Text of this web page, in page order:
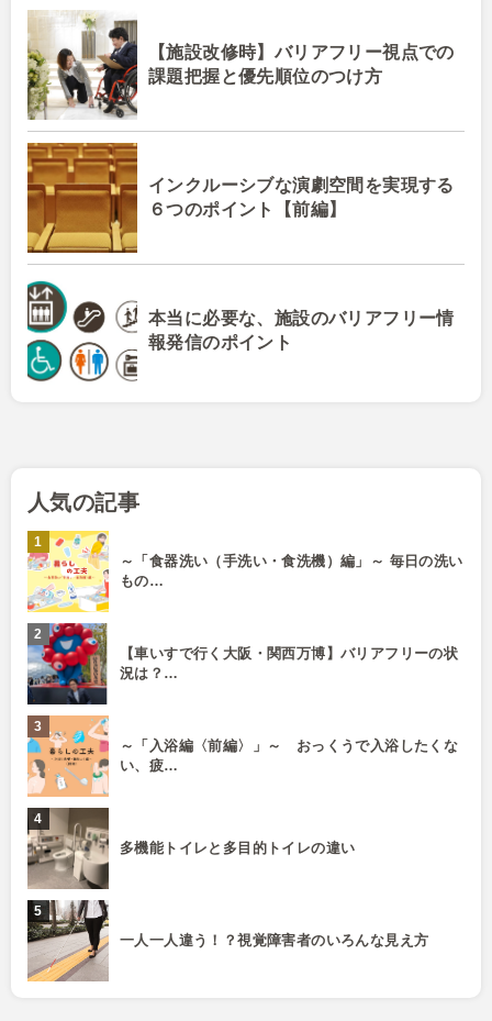
【施設改修時】バリアフリー視点での
課題把握と優先順位のつけ方
インクルーシブな演劇空間を実現する
６つのポイント【前編】
本当に必要な、施設のバリアフリー情
報発信のポイント
人気の記事
～「食器洗い（手洗い・食洗機）編」～ 毎日の洗い
もの…
【車いすで行く大阪・関西万博】バリアフリーの状
況は？…
～「入浴編〈前編〉」～ おっくうで入浴したくな
い、疲…
多機能トイレと多目的トイレの違い
一人一人違う！？視覚障害者のいろんな見え方